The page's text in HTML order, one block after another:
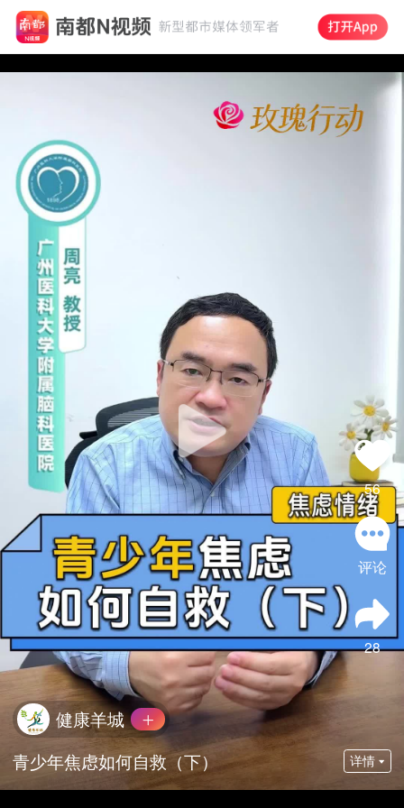
56
评论
28
健康羊城
青少年焦虑如何自救（下）
详情